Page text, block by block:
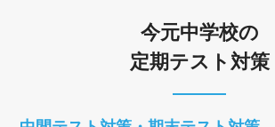
今元中学校の
定期テスト対策